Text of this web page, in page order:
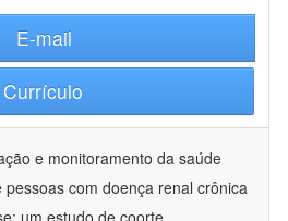
E-mail
Currículo
e monitoramento da saúde
com doença renal crônica